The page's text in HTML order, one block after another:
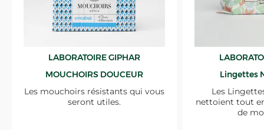
LABORATOIRE GIPHAR
MOUCHOIRS DOUCEUR
Les mouchoirs résistants qui vous
seront utiles.
Lingettes
Les
nettoient tout
de